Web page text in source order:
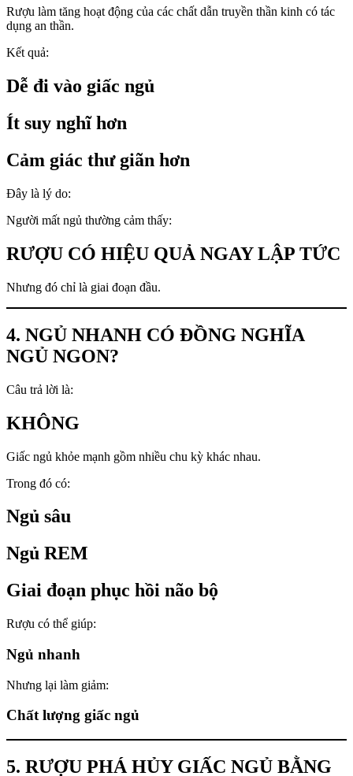
Rượu làm tăng hoạt động của các chất dẫn truyền thần kinh có tác
dụng an thần.
Kết quả:
Dễ đi vào giấc ngủ
Ít suy nghĩ hơn
Cảm giác thư giãn hơn
Đây là lý do:
Người mất ngủ thường cảm thấy:
RƯỢU CÓ HIỆU QUẢ NGAY LẬP TỨC
Nhưng đó chỉ là giai đoạn đầu.
4. NGỦ NHANH CÓ ĐỒNG NGHĨA
NGỦ NGON?
Câu trả lời là:
KHÔNG
Giấc ngủ khỏe mạnh gồm nhiều chu kỳ khác nhau.
Trong đó có:
Ngủ sâu
Ngủ REM
Giai đoạn phục hồi não bộ
Rượu có thể giúp:
Ngủ nhanh
Nhưng lại làm giảm:
Chất lượng giấc ngủ
5. RƯỢU PHÁ HỦY GIẤC NGỦ BẰNG